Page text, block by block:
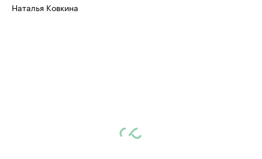
Наталья Ковкина